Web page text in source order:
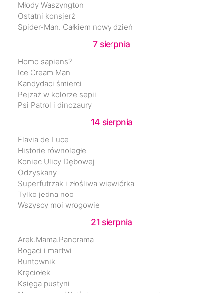
Młody Waszyngton
Ostatni konsjerż
Spider-Man. Całkiem nowy dzień
7 sierpnia
Homo sapiens?
Ice Cream Man
Kandydaci śmierci
Pejzaż w kolorze sepii
Psi Patrol i dinozaury
14 sierpnia
Flavia de Luce
Historie równoległe
Koniec Ulicy Dębowej
Odzyskany
Superfutrzak i złośliwa wiewiórka
Tylko jedna noc
Wszyscy moi wrogowie
21 sierpnia
Arek.Mama.Panorama
Bogaci i martwi
Buntownik
Kręciołek
Księga pustyni